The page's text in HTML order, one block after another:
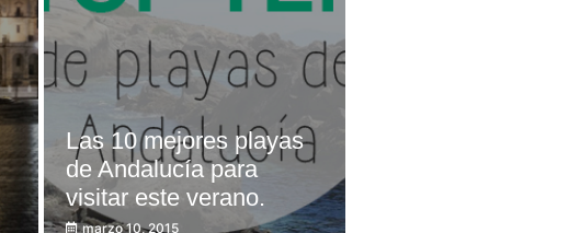
Las 10 mejores playas
de Andalucía para
visitar este verano.
marzo 10, 2015